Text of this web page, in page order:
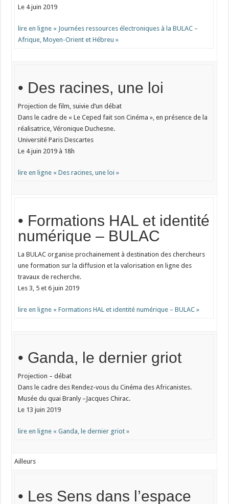
Le 4 juin 2019
lire en ligne « Journées ressources électroniques à la BULAC –
Afrique, Moyen-Orient et Hébreu »
• Des racines, une loi
Projection de film, suivie d’un débat
Dans le cadre de « Le Ceped fait son Cinéma », en présence de la
réalisatrice, Véronique Duchesne.
Université Paris Descartes
Le 4 juin 2019 à 18h
lire en ligne « Des racines, une loi »
• Formations HAL et identité
numérique – BULAC
La BULAC organise prochainement à destination des chercheurs
une formation sur la diffusion et la valorisation en ligne des
travaux de recherche.
Les 3, 5 et 6 juin 2019
lire en ligne « Formations HAL et identité numérique – BULAC »
• Ganda, le dernier griot
Projection – débat
Dans le cadre des Rendez-vous du Cinéma des Africanistes.
Musée du quai Branly –Jacques Chirac.
Le 13 juin 2019
lire en ligne « Ganda, le dernier griot »
Ailleurs
• Les Sens dans l’espace